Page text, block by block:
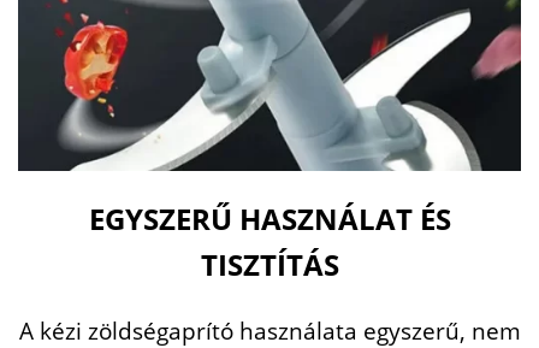
EGYSZERŰ HASZNÁLAT ÉS
TISZTÍTÁS
A kézi zöldségaprító használata egyszerű, nem